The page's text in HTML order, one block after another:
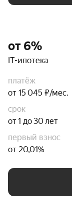
от 6%
IT-ипотека
платёж
от 15 045 ₽/мес.
срок
от 1 до 30 лет
первый взнос
от 20,01%